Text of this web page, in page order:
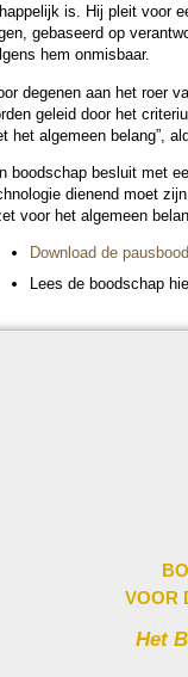
is. Hij pleit voor
gebaseerd op
hem onmis­baar.
degenen aan het roer
geleid door het
het alge­meen belang”,
bood­schap besluit met
dienend moet
voor het alge­meen
Download de
Lees de bood­schap
VOOR
Het